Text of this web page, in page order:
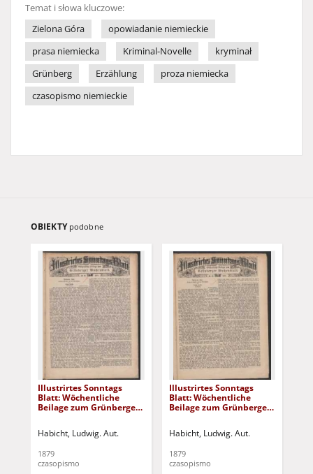
Temat i słowa kluczowe:
Zielona Góra
opowiadanie niemieckie
prasa niemiecka
Kriminal-Novelle
kryminał
Grünberg
Erzählung
proza niemiecka
czasopismo niemieckie
OBIEKTY podobne
Illustrirtes Sonntags
Blatt: Wöchentliche
Beilage zum Grünberger
Habicht, Ludwig. Aut.
1879
czasopismo
Illustrirtes Sonntags
Blatt: Wöchentliche
Beilage zum Grünberger
Habicht, Ludwig. Aut.
1879
czasopismo